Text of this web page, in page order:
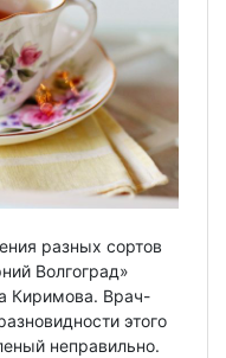
разных сортов
Волгоград»
Киримова. Врач-
этого
неправильно.